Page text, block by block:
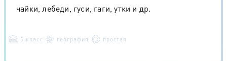
чайки, лебеди, гуси, гаги, утки и др.
5 класс география простая